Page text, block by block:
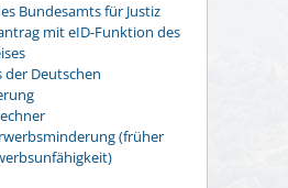
Bundesamts für Justiz
mit eID-Funktion des
der Deutschen
(früher